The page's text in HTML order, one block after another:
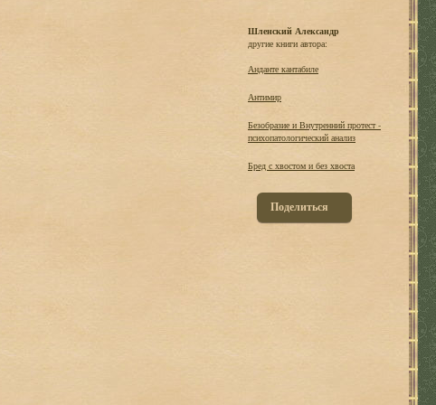
Шленский Александр
другие книги автора:
Анданте кантабиле
Антимир
Безобразие и Внутренний протест -
психопатологический анализ
Бред с хвостом и без хвоста
Поделиться